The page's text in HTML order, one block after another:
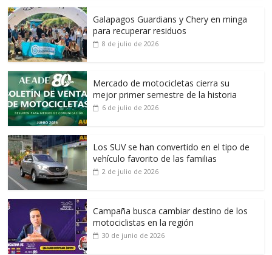
Galapagos Guardians y Chery en minga
para recuperar residuos
8 de julio de 2026
Mercado de motocicletas cierra su
mejor primer semestre de la historia
6 de julio de 2026
Los SUV se han convertido en el tipo de
vehículo favorito de las familias
2 de julio de 2026
Campaña busca cambiar destino de los
motociclistas en la región
30 de junio de 2026